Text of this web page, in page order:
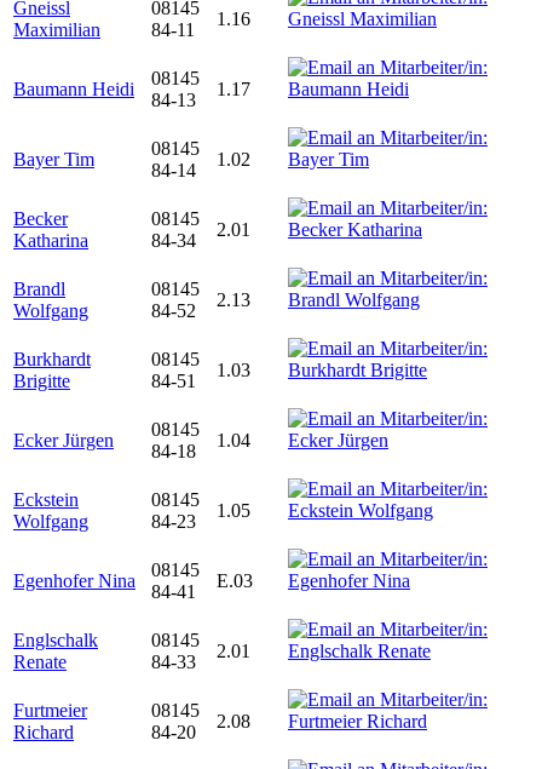
Gneissl
Maximilian
08145
84-11
1.16
Baumann Heidi
08145
84-13
1.17
Bayer Tim
08145
84-14
1.02
Becker
Katharina
08145
84-34
2.01
Brandl
Wolfgang
08145
84-52
2.13
Burkhardt
Brigitte
08145
84-51
1.03
Ecker Jürgen
08145
84-18
1.04
Eckstein
Wolfgang
08145
84-23
1.05
Egenhofer Nina
08145
84-41
E.03
Englschalk
Renate
08145
84-33
2.01
Furtmeier
Richard
08145
84-20
2.08